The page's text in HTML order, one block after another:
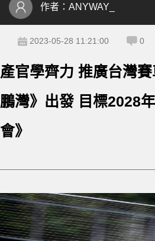
作者： ANYWAY_
2023-05-28 11:21:00 0
產官學齊力 推廣台灣
鵬灣》出發 目標2028
會》